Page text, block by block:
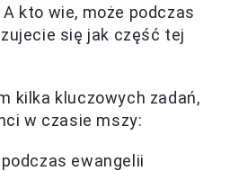
A kto wie, może podczas
się jak część tej
kilka kluczowych zadań,
w czasie mszy:
ewangelii